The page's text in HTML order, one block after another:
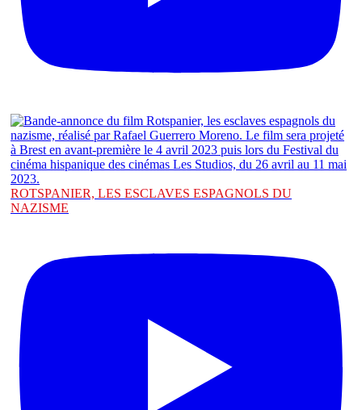
ROTSPANIER, LES ESCLAVES ESPAGNOLS DU
NAZISME